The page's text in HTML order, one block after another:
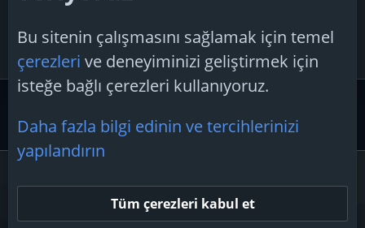
dogukandal
bilgisayarı hızlandırmanın en yolu
Cevaplar: 2
Hız ve Performans
Etiketler
Şartlar ve kurallar
Gizlilik politikası
Bu sitenin çalışmasını sağlamak için temel
çerezleri ve deneyiminizi geliştirmek için
isteğe bağlı çerezleri kullanıyoruz.
Daha fazla bilgi edinin ve tercihlerinizi
yapılandırın
Tüm çerezleri kabul et